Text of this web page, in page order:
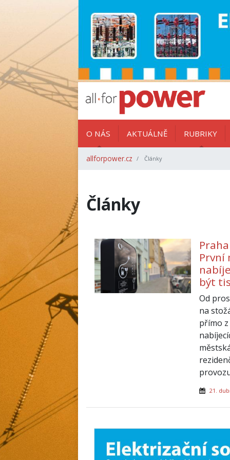
O NÁS AKTUÁLNĚ RUBRIKY
allforpower.cz Články
Články
První
být
Od
na
přímo
21.